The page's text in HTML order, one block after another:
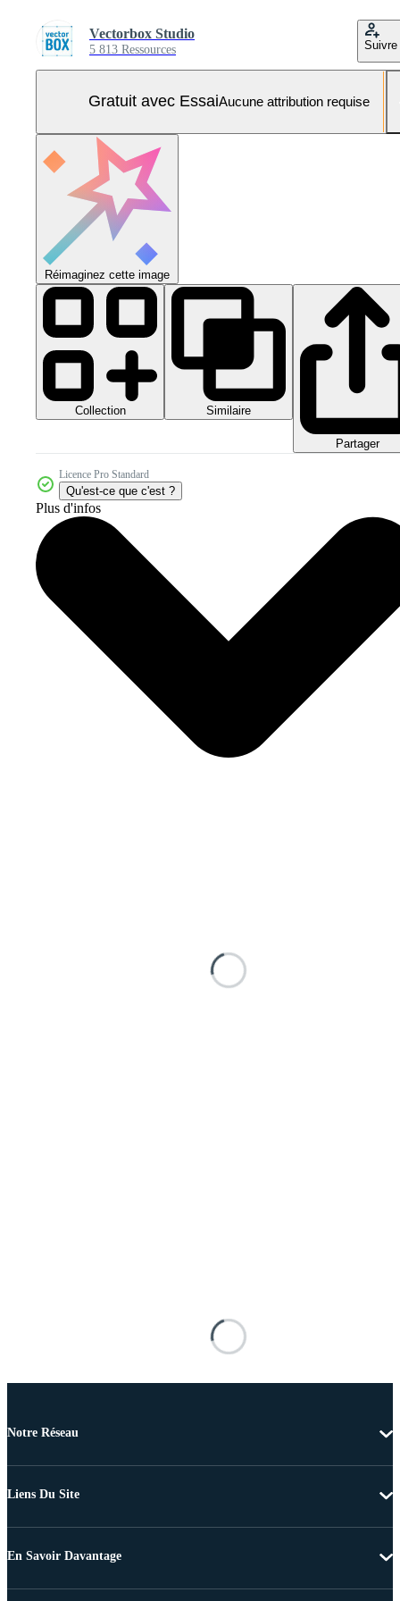
Vectorbox Studio
5 813 Ressources Suivre
Gratuit avec EssaiAucune attribution requise
Réimaginez cette image
Collection Similaire
Partager
Licence Pro Standard
Qu'est-ce que c'est ?
Plus d'infos
Notre Réseau
Liens Du Site
En Savoir Davantage